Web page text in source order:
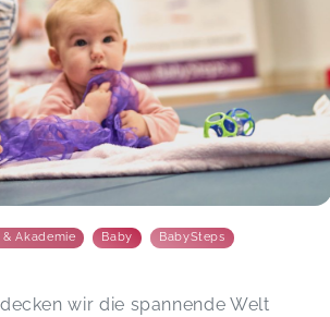
gut gefallen.
Nicole,Jul 14
meine Kleine hatte viel Spaß.
Akademie Baby BabySteps
wir die spannende Welt